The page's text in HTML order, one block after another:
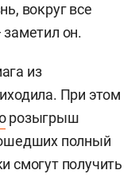
вокруг все
он.
из
При этом
розыгрыш
полный
смогут получить